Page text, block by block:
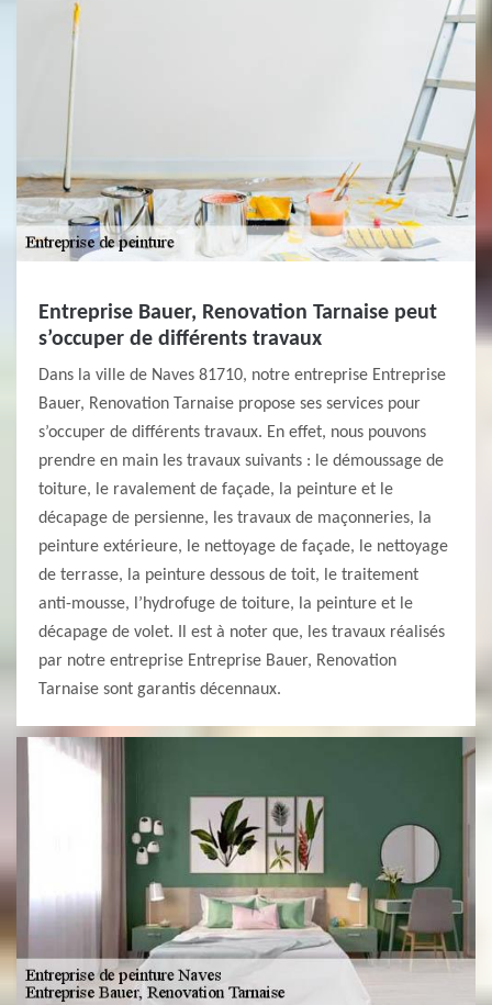
Entreprise Bauer, Renovation Tarnaise peut
s’occuper de différents travaux
Dans la ville de Naves 81710, notre entreprise Entreprise
Bauer, Renovation Tarnaise propose ses services pour
s’occuper de différents travaux. En effet, nous pouvons
prendre en main les travaux suivants : le démoussage de
toiture, le ravalement de façade, la peinture et le
décapage de persienne, les travaux de maçonneries, la
peinture extérieure, le nettoyage de façade, le nettoyage
de terrasse, la peinture dessous de toit, le traitement
anti-mousse, l’hydrofuge de toiture, la peinture et le
décapage de volet. Il est à noter que, les travaux réalisés
par notre entreprise Entreprise Bauer, Renovation
Tarnaise sont garantis décennaux.